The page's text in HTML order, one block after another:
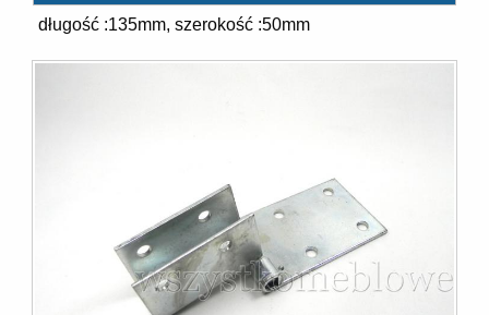
długość :135mm, szerokość :50mm